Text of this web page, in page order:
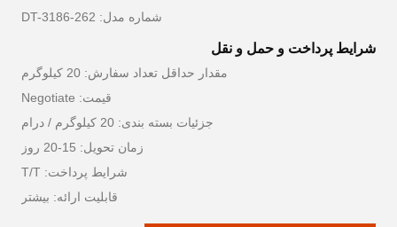
شماره مدل: DT-3186-262
شرایط پرداخت و حمل و نقل
مقدار حداقل تعداد سفارش: 20 کیلوگرم
قیمت: Negotiate
جزئیات بسته بندی: 20 کیلوگرم / درام
زمان تحویل: 15-20 روز
شرایط پرداخت: T/T
قابلیت ارائه: بیشتر